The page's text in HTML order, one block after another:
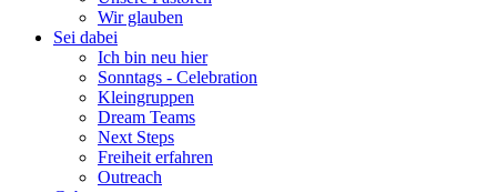
Wir glauben
Sei dabei
Ich bin neu hier
Sonntags - Celebration
Kleingruppen
Dream Teams
Next Steps
Freiheit erfahren
Outreach